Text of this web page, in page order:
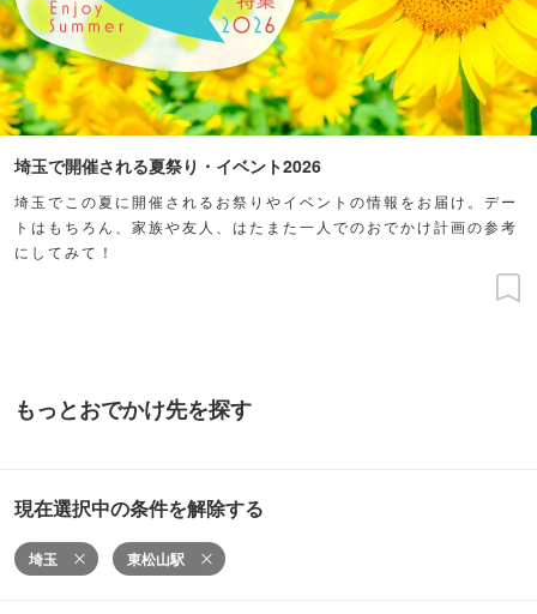
埼玉で開催される夏祭り・イベント2026
埼玉でこの夏に開催されるお祭りやイベントの情報をお届け。デー
トはもちろん、家族や友人、はたまた一人でのおでかけ計画の参考
にしてみて！
もっとおでかけ先を探す
現在選択中の条件を解除する
埼玉 東松山駅